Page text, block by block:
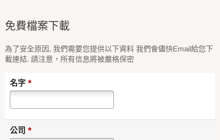
免費檔案下載
為了安全原因, 我們需要您提供以下資料 我們會儘快Email給您下
載連結. 請注意，所有信息將被嚴格保密
名字 *
公司 *